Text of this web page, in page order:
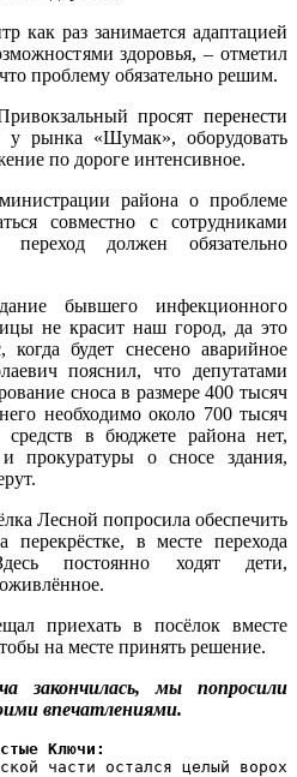
как раз занимается адаптацией
здоровья, – отметил
проблему обязательно решим.
просят перенести
у рынка «Шумак», оборудовать
по дороге интенсивное.
района о проблеме
совместно с сотрудниками
должен обязательно
бывшего инфекционного
не красит наш город, да это
будет снесено аварийное
пояснил, что депутатами
сноса в размере 400 тысяч
необходимо около 700 тысяч
в бюджете района нет,
прокуратуры о сносе здания,
Лесной попросила обеспечить
перекрёстке, в месте перехода
постоянно ходят дети,
приехать в посёлок вместе
на месте принять решение.
закончилась, мы попросили
впечатлениями.
Ключи:
части остался целый